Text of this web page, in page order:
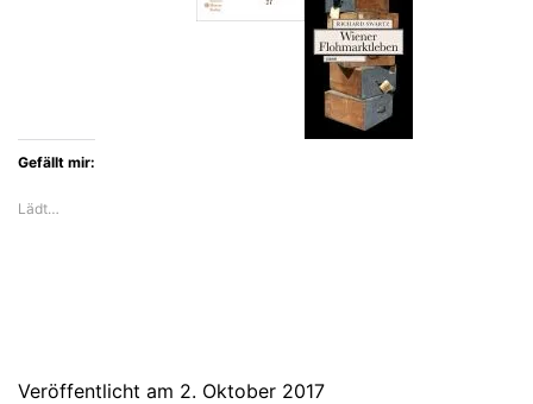
Bangel
Gefällt mir:
Lädt…
Veröffentlicht am 2. Oktober 2017